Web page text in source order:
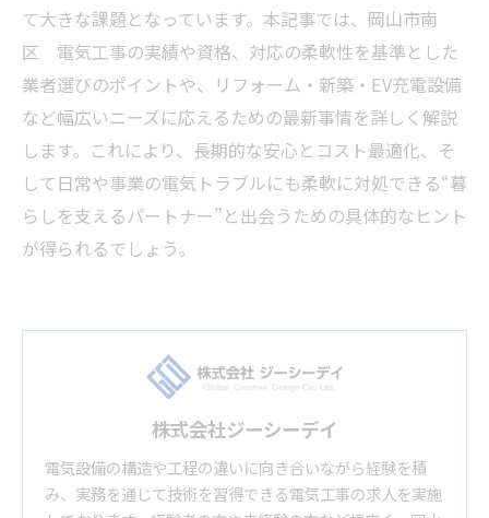
て大きな課題となっています。本記事では、岡山市南
区 電気工事の実績や資格、対応の柔軟性を基準とした
業者選びのポイントや、リフォーム・新築・EV充電設備
など幅広いニーズに応えるための最新事情を詳しく解説
します。これにより、長期的な安心とコスト最適化、そ
して日常や事業の電気トラブルにも柔軟に対処できる“暮
らしを支えるパートナー”と出会うための具体的なヒント
が得られるでしょう。
株式会社ジーシーデイ
電気設備の構造や工程の違いに向き合いながら経験を積
み、実務を通じて技術を習得できる電気工事の求人を実施